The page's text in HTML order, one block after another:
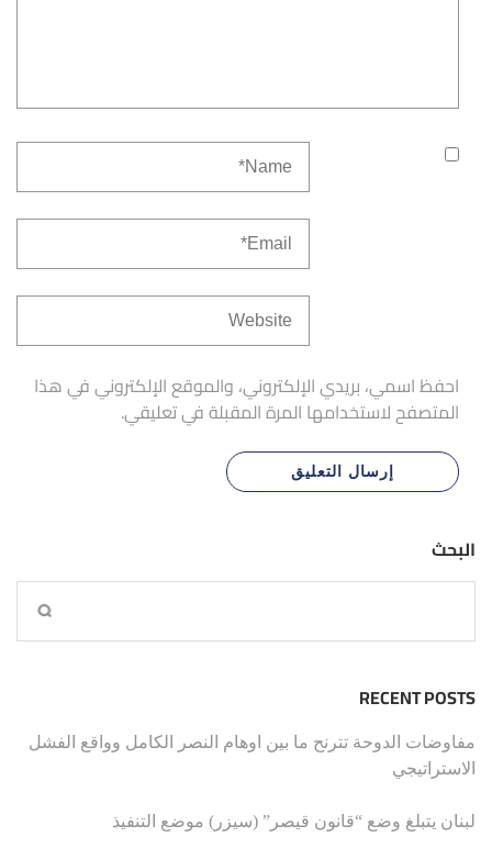
احفظ اسمي، بريدي الإلكتروني، والموقع الإلكتروني في هذا
المتصفح لاستخدامها المرة المقبلة في تعليقي.
البحث
RECENT POSTS
مفاوضات الدوحة تترنح ما بين اوهام النصر الكامل وواقع الفشل
الاستراتيجي
لبنان يتبلغ وضع “قانون قيصر” (سيزر) موضع التنفيذ